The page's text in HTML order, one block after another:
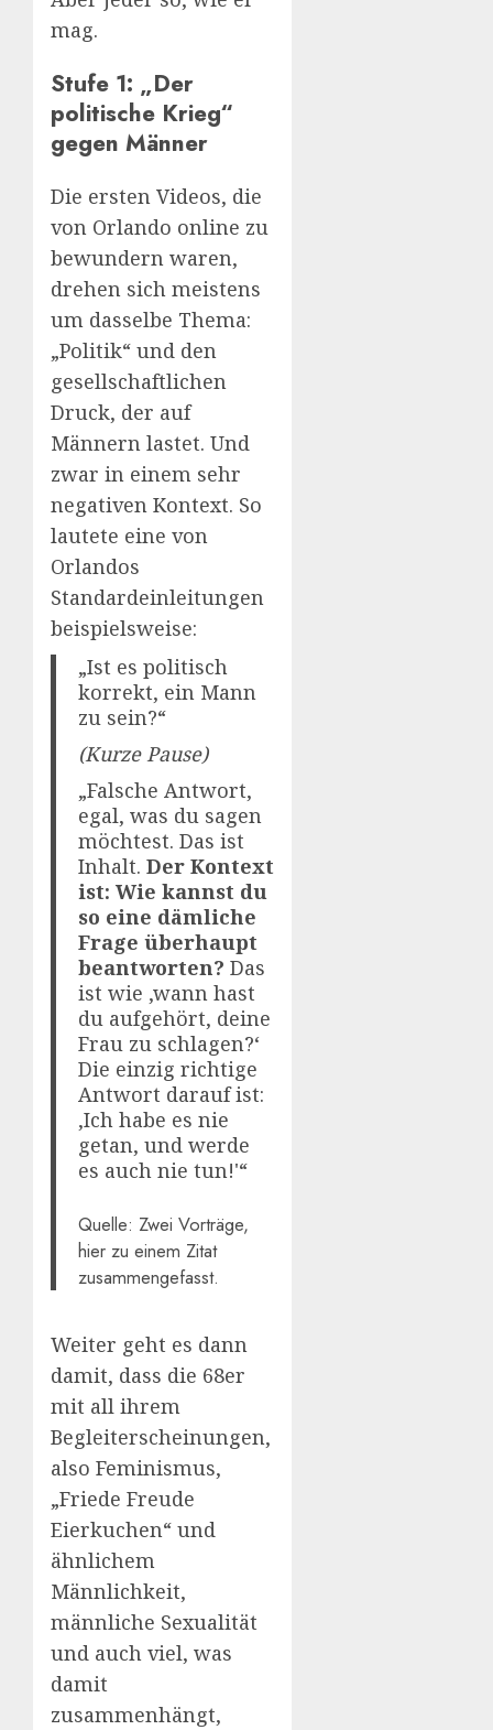
mag.
Stufe 1: „Der
politische Krieg“
gegen Männer
Die ersten Videos, die
von Orlando online zu
bewundern waren,
drehen sich meistens
um dasselbe Thema:
„Politik“ und den
gesellschaftlichen
Druck, der auf
Männern lastet. Und
zwar in einem sehr
negativen Kontext. So
lautete eine von
Orlandos
Standardeinleitungen
beispielsweise:
„Ist es politisch
korrekt, ein Mann
zu sein?“
(Kurze Pause)
„Falsche Antwort,
egal, was du sagen
möchtest. Das ist
Inhalt.Der Kontext
ist: Wie kannst du
so eine dämliche
Frage überhaupt
beantworten? Das
ist wie ‚wann hast
du aufgehört, deine
Frau zu schlagen?‘
Die einzig richtige
Antwort darauf ist:
‚Ich habe es nie
getan, und werde
es auch nie tun!'“
Quelle: Zwei Vorträge,
hier zu einem Zitat
zusammengefasst.
Weiter geht es dann
damit, dass die 68er
mit all ihrem
Begleiterscheinungen,
also Feminismus,
„Friede Freude
Eierkuchen“ und
ähnlichem
Männlichkeit,
männliche Sexualität
und auch viel, was
damit
zusammenhängt,